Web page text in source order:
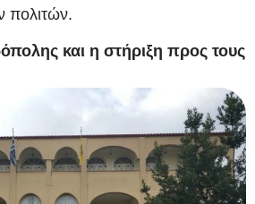
πολιτών.
και η στήριξη προς τους